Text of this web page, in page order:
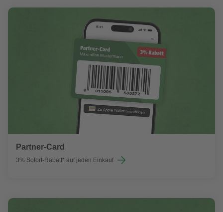
Partner-Card
3% Sofort-Rabatt* auf jeden Einkauf